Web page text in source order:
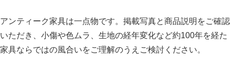
アンティーク家具は一点物です。掲載写真と商品説明をご確認
いただき、小傷や色ムラ、生地の経年変化など約100年を経た
家具ならではの風合いをご理解のうえご検討ください。